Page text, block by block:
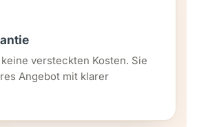
versteckten Kosten. Sie
Angebot mit klarer